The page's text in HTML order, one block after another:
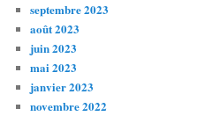
septembre 2023
août 2023
juin 2023
mai 2023
janvier 2023
novembre 2022